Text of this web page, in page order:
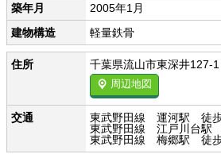
築年月
2005年1月
建物構造
軽量鉄骨
住所 千葉県流山市東深井127-1
周辺地図
交通
東武野田線 運河駅 徒
東武野田線 江戸川台駅
東武野田線 梅郷駅 徒